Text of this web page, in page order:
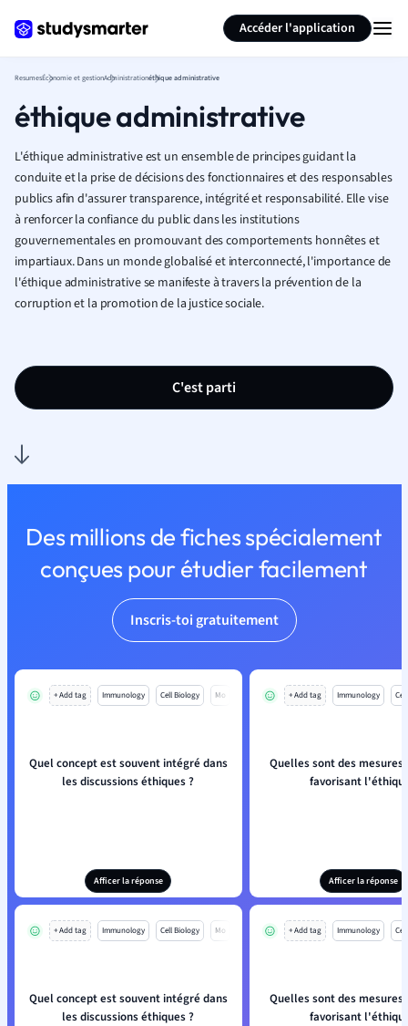
Accéder l'application
ResumesÉconomie et gestionAdministrationéthique administrative
éthique administrative
L'éthique administrative est un ensemble de principes guidant la
conduite et la prise de décisions des fonctionnaires et des responsables
publics afin d'assurer transparence, intégrité et responsabilité. Elle vise
à renforcer la confiance du public dans les institutions
gouvernementales en promouvant des comportements honnêtes et
impartiaux. Dans un monde globalisé et interconnecté, l'importance de
l'éthique administrative se manifeste à travers la prévention de la
corruption et la promotion de la justice sociale.
C'est parti
Des millions de fiches spécialement
conçues pour étudier facilement
Inscris-toi gratuitement
+ Add tag Immunology Cell Biology Mo
Quel concept est souvent intégré dans
les discussions éthiques ?
Afficer la réponse
+ Add tag Immunology
Quelles sont des mesures
favorisant
Afficer la réponse
+ Add tag Immunology Cell Biology Mo
Quel concept est souvent intégré dans
les discussions éthiques ?
+ Add tag Immunology
Quelles sont des mesures
favorisant
Résumer la page